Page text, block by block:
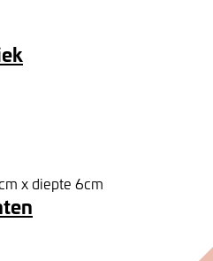
x diepte 6cm